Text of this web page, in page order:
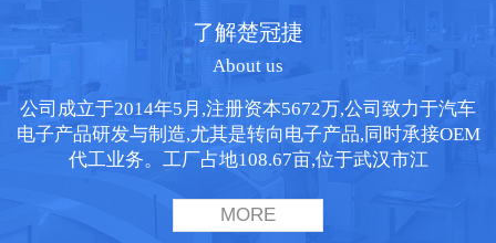
了解楚冠捷
About us
公司成立于2014年5月,注册资本5672万,公司致力于汽车
电子产品研发与制造,尤其是转向电子产品,同时承接OEM
代工业务。工厂占地108.67亩,位于武汉市江
MORE